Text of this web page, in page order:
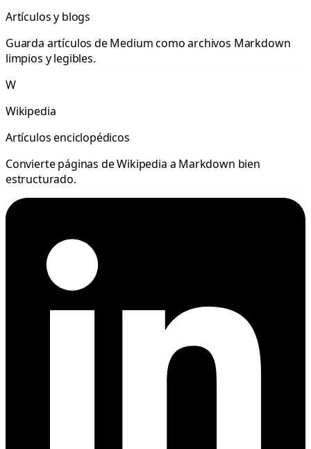
Artículos y blogs
Guarda artículos de Medium como archivos Markdown
limpios y legibles.
W
Wikipedia
Artículos enciclopédicos
Convierte páginas de Wikipedia a Markdown bien
estructurado.